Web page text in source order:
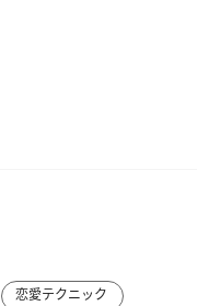
恋愛テクニック